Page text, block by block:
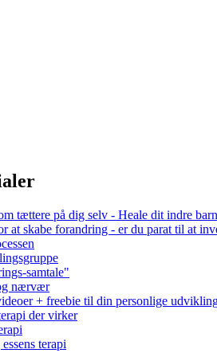
tættere på dig selv - Heale dit indre
at skabe forandring - er du parat til at
samtale"
nærvær
+ freebie til din personlige
der virker
terapi